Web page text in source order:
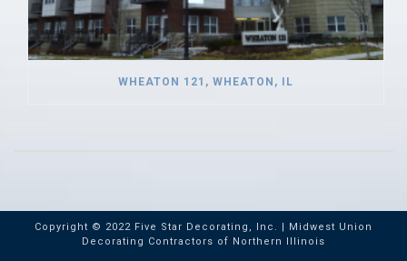
WHEATON 121, WHEATON, IL
Copyright © 2022 Five Star Decorating, Inc. | Midwest Union
Decorating Contractors of Northern Illinois